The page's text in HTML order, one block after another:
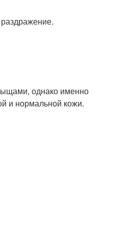
однако именно
и нормальной кожи.